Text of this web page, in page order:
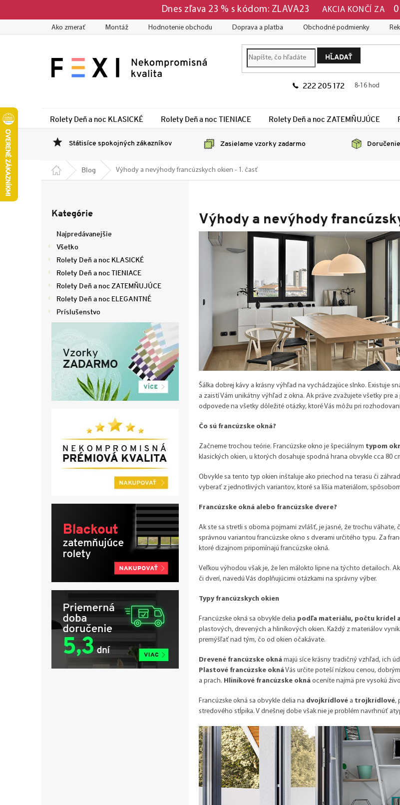
Dnes zľava 23 % s kódom: ZLAVA23 AKCIA KONČÍ ZA 0
Ako zmerať Montáž Hodnotenie obchodu Doprava a platba Obchodné podmienky
HĽADAŤ
222 205 172 8-16 hod
Rolety Deň a noc KLASICKÉ Rolety Deň a noc TIENIACE Rolety Deň a noc ZATEMŇUJÚCE
Státisíce spokojných zákazníkov Zasielame vzorky zadarmo
DomovBlog Výhody a nevýhody francúzskych okien - 1. časť
kategórie
Kategórie
Najpredávanejšie
Všetko
Rolety Deň a noc KLASICKÉ
Rolety Deň a noc TIENIACE
Rolety Deň a noc ZATEMŇUJÚCE
Rolety Deň a noc ELEGANTNÉ
Príslušenstvo
Výhody a nevýhody
Šálka dobrej kávy a krásny výhľad na vychádzajúce slnko. Existuje
a zaistí Vám unikátny výhľad z okna. Ak práve zvažujete všetky pre
odpovede na všetky dôležité otázky, ktoré Vás môžu pri
Čo sú francúzske okná?
Začneme trochou teórie. Francúzske okno je špeciálnym typom
klasických okien, u ktorých dosahuje spodná hrana obvykle cca 80
Obvykle sa tento typ okien inštaluje ako priechod na terasu či
vyberať z jednotlivých variantov, ktoré sa líšia materiálom,
Francúzske okná alebo francúzske dvere?
Ak ste sa stretli s oboma pojmami zvlášť, je jasné, že trochu
správnou variantou francúzske okno s dverami určitého typu. Za
ktoré dizajnom pripomínajú francúzske okná.
Veľkou výhodou však je, že len málokto lipne na týchto detailoch.
či dverí, navedú Vás doplňujúcimi otázkami na správny výber.
Typy francúzskych okien
Francúzske okná sa obvykle delia podľa materiálu, počtu krídel
plastových, drevených a hliníkových okien. Každý z materiálov
premýšľať nad tým, čo od okien očakávate.
Drevené francúzske okná majú síce krásny tradičný vzhľad, ich
Plastové francúzske oknáVás určite poteší nízkou cenou,
a prach. Hliníkové francúzske okná oceníte najmä pre vysokú
Francúzske okná sa obvykle delia na dvojkrídlové a trojkrídlové,
stredového stĺpika. V dnešnej dobe však nie je problém navrhnúť